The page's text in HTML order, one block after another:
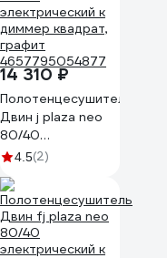
14 310 ₽
Полотенцесушитель
Двин j plaza neo
80/40
электрический к
графит
4657795054877
4.5(2)